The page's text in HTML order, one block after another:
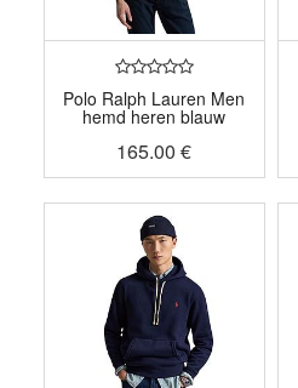
Polo Ralph Lauren Men
hemd heren blauw
165.00 €